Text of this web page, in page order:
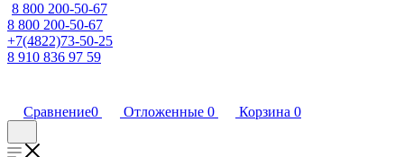
8 800 200-50-67
8 800 200-50-67
+7(4822)73-50-25
8 910 836 97 59
Сравнение0 Отложенные 0 Корзина 0